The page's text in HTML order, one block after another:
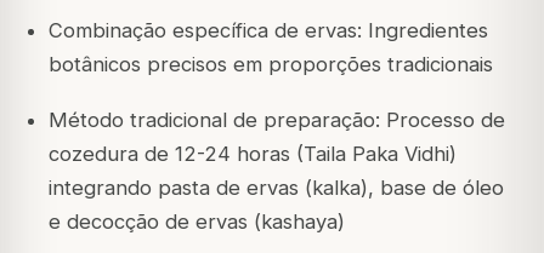
Combinação específica de ervas: Ingredientes
botânicos precisos em proporções tradicionais
Método tradicional de preparação: Processo de
cozedura de 12-24 horas (Taila Paka Vidhi)
integrando pasta de ervas (kalka), base de óleo
e decocção de ervas (kashaya)